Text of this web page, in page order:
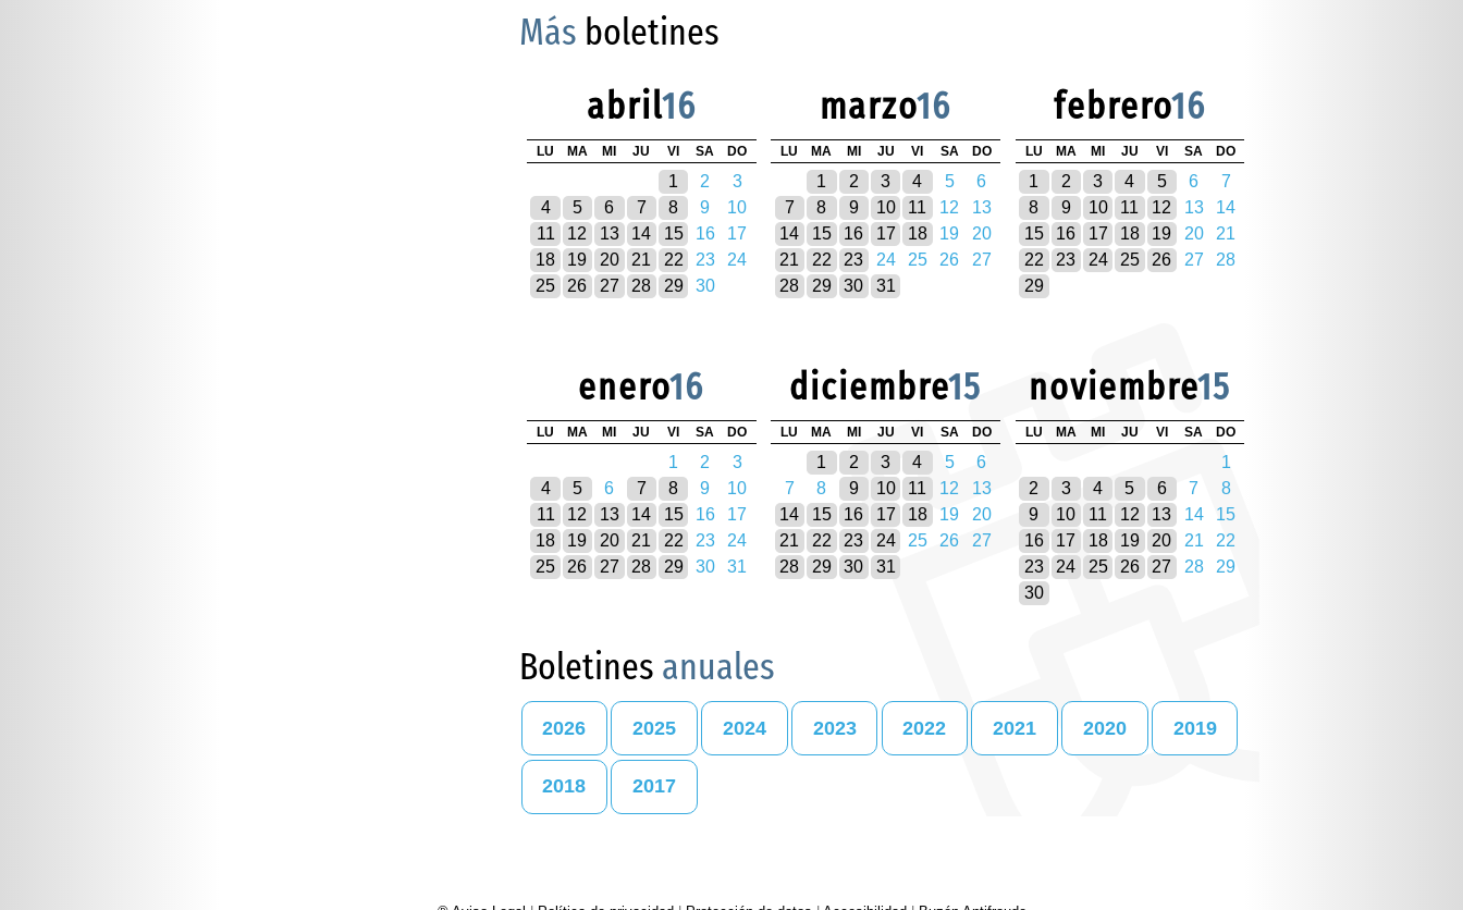
Más boletines
abril16
LU MA MI JU VI SA DO
1 2
3
4
5 6 7 8 9
10
11
12 13 14 15 16
17
18
19 20 21 22 23
24
25
26 27 28 29 30
marzo16
LU MA MI JU VI SA DO
1 2 3 4 5
6
7
8 9 10 11 12
13
14
15 16 17 18 19
20
21
22 23 24 25 26
27
28
29 30 31
febrero16
LU MA MI JU VI SA DO
1 2 3 4 5 6
7
8
9 10 11 12 13
14
15
16 17 18 19 20
21
22
23 24 25 26 27
28
29
enero16
LU MA MI JU VI SA DO
1 2
3
4
5 6 7 8 9
10
11
12 13 14 15 16
17
18
19 20 21 22 23
24
25
26 27 28 29 30 31
diciembre15
LU MA MI JU VI SA DO
1 2 3 4 5
6
7
8 9 10 11 12
13
14
15 16 17 18 19
20
21
22 23 24 25 26
27
28
29 30 31
noviembre15
LU MA MI JU VI SA DO
1
2
3 4 5 6 7
8
9
10 11 12 13 14
15
16
17 18 19 20 21
22
23
24 25 26 27 28
29
30
Boletines anuales
2026 2025 2024 2023 2022 2021 2020 2019
2018 2017